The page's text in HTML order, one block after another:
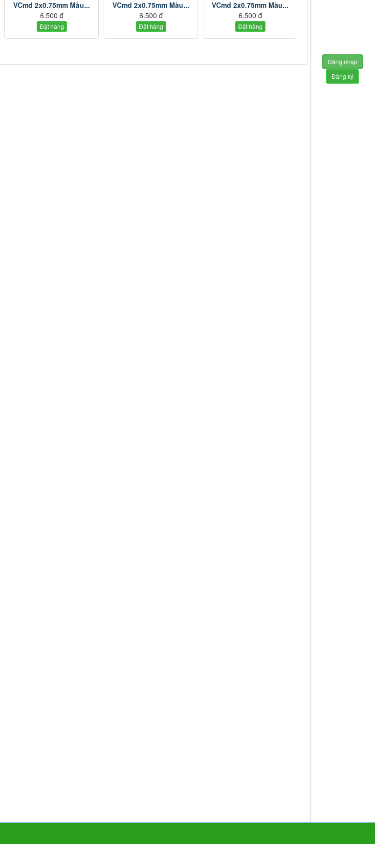
VCmd 2x0.75mm Màu...
6.500 đ
Đặt hàng
VCmd 2x0.75mm Màu...
6.500 đ
Đặt hàng
VCmd 2x0.75mm Màu...
6.500 đ
Đặt hàng
Đăng nhập
Đăng ký